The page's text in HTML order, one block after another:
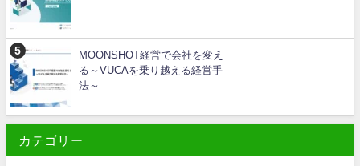
MOONSHOT経営で会社を変え
る～VUCAを乗り越える経営手
法～
カテゴリー